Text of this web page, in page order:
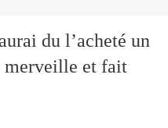
du l’acheté un
merveille et fait